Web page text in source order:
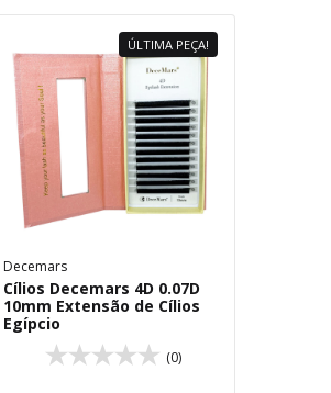
ÚLTIMA PEÇA!
Decemars
Cílios Decemars 4D 0.07D
10mm Extensão de Cílios
Egípcio
(0)